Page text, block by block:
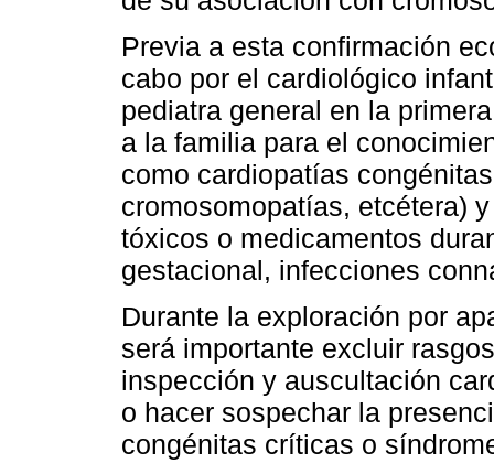
Previa a esta confirmación
cabo por el cardiológico
pediatra general en la
a la familia para el
como cardiopatías
cromosomopatías, etcétera)
tóxicos o medicamentos
gestacional, infecciones
Durante la exploración por
será importante excluir
inspección y auscultación
o hacer sospechar la
congénitas críticas o